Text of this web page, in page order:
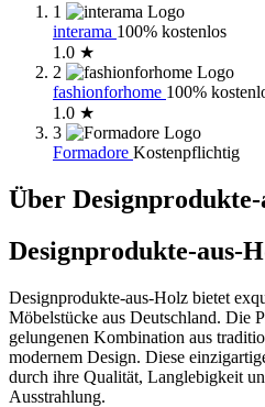
1
interama 100% kostenlos
1.0 ★
2
fashionforhome 100%
1.0 ★
3
Formadore Kostenpflichtig
Über
Designprodukte-aus-
Designprodukte-aus-Holz bietet
Möbelstücke aus Deutschland. Die
gelungenen Kombination aus
modernem Design. Diese
durch ihre Qualität, Langlebigkeit
Ausstrahlung.